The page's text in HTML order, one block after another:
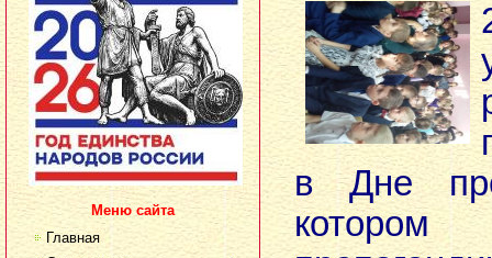
Меню сайта
Главная
в Дне
котором